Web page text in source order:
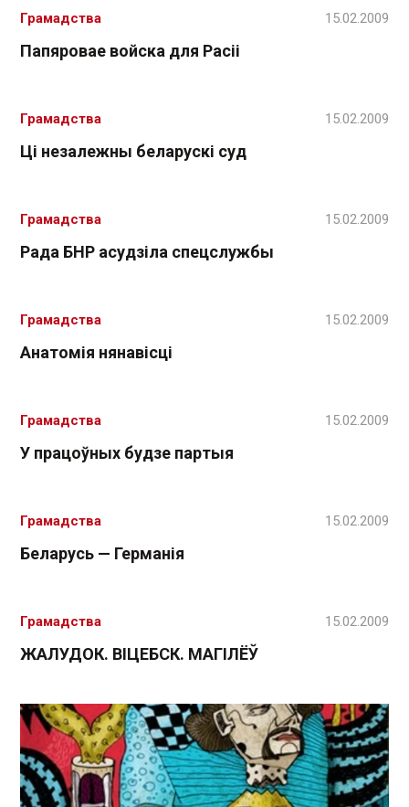
Папяровае войска для Расіі
Грамадства 15.02.2009
Ці незалежны беларускі суд
Грамадства 15.02.2009
Рада БНР асудзіла спецслужбы
Грамадства 15.02.2009
Анатомія нянавісці
Грамадства 15.02.2009
У працоўных будзе партыя
Грамадства 15.02.2009
Беларусь — Германія
Грамадства 15.02.2009
ЖАЛУДОК. ВІЦЕБСК. МАГІЛЁЎ
Грамадства 15.02.2009